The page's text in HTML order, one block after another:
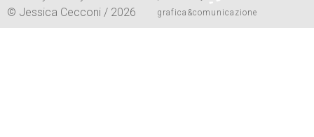
© Jessica Cecconi / 2026
grafica&comunicazione